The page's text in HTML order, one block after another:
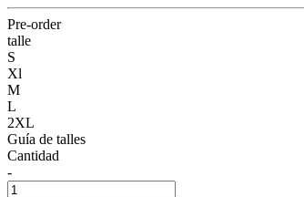
Pre-order
talle
S
Xl
M
L
2XL
Guía de talles
Cantidad
-